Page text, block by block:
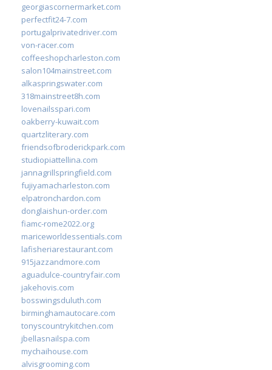
georgiascornermarket.com
perfectfit24-7.com
portugalprivatedriver.com
von-racer.com
coffeeshopcharleston.com
salon104mainstreet.com
alkaspringswater.com
318mainstreet8h.com
lovenailsspari.com
oakberry-kuwait.com
quartzliterary.com
friendsofbroderickpark.com
studiopiattellina.com
jannagrillspringfield.com
fujiyamacharleston.com
elpatronchardon.com
donglaishun-order.com
fiamc-rome2022.org
mariceworldessentials.com
lafisheriarestaurant.com
915jazzandmore.com
aguadulce-countryfair.com
jakehovis.com
bosswingsduluth.com
birminghamautocare.com
tonyscountrykitchen.com
jbellasnailspa.com
mychaihouse.com
alvisgrooming.com